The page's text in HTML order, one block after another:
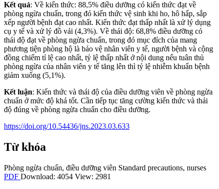
Kết quả: Về kiến thức: 88,5% điều dưỡng có kiến thức đạt về
phòng ngừa chuẩn, trong đó kiến thức vệ sinh khi ho, hô hấp, sắp
xếp người bệnh đạt cao nhất. Kiến thức đạt thấp nhất là xử lý dụng
cụ y tế và xử lý đồ vải (4,3%). Về thái độ: 68,8% điều dưỡng có
thái độ đạt về phòng ngừa chuẩn, trong đó mục đích của mang
phương tiện phòng hộ là bảo vệ nhân viên y tế, người bệnh và cộng
đồng chiếm tỉ lệ cao nhất, tỷ lệ thấp nhất ở nội dung nếu tuân thủ
phòng ngừa của nhân viên y tế tăng lên thì tỷ lệ nhiễm khuẩn bệnh
giảm xuống (5,1%).
Kết luận: Kiến thức và thái độ của điều dưỡng viên về phòng ngừa
chuẩn ở mức độ khá tốt. Cần tiếp tục tăng cường kiến thức và thái
độ đúng về phòng ngừa chuẩn cho điều dưỡng.
https://doi.org/10.54436/jns.2023.03.633
Từ khóa
Phòng ngừa chuẩn, điều dưỡng viên Standard precautions, nurses
PDF Download: 4054 View: 2981